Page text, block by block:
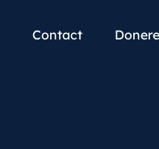
Contact